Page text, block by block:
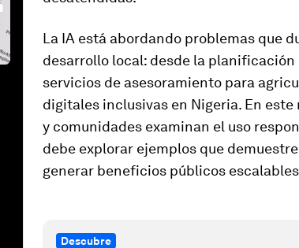
La IA está abordando problemas que
desarrollo local: desde la
servicios de asesoramiento para
digitales inclusivas en Nigeria. En
y comunidades examinan el uso
debe explorar ejemplos que
generar beneficios públicos
Descubre